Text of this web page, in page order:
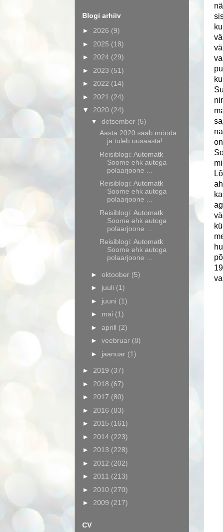
Blogi arhiiv
► 2026 (9)
► 2025 (18)
► 2024 (29)
► 2023 (51)
► 2022 (14)
► 2021 (24)
▼ 2020 (24)
▼ detsember (5)
Aasta 2020 saab mööda
ja tuleb uusaasta!
Reisiblogi: Automatk
Soome ehk autoga
polaarjoone ...
Reisiblogi: Automatk
Soome ehk autoga
polaarjoone ...
Reisiblogi: Automatk
Soome ehk autoga
polaarjoone ...
Reisiblogi: Automatk
Soome ehk autoga
polaarjoone ...
► oktoober (5)
► juuli (1)
► juuni (1)
► mai (1)
► aprill (2)
► veebruar (8)
► jaanuar (1)
► 2019 (37)
► 2018 (67)
► 2017 (80)
► 2016 (83)
► 2015 (161)
► 2014 (223)
► 2013 (228)
► 2012 (202)
► 2011 (213)
► 2010 (270)
► 2009 (217)
CV